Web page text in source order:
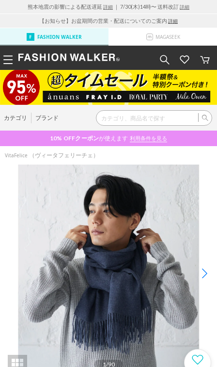
熊本地震の影響による配送遅延 詳細 ｜ 7/30(木)14時〜 送料改訂詳細
【お知らせ】お盆期間の営業・配送についてのご案内 詳細
FASHION WALKER MAGASEEK
カテゴリ ブランド
10% OFFクーポンが使えます 利用条件を見る
VitaFelice （ヴィータフェリーチェ）
1/90